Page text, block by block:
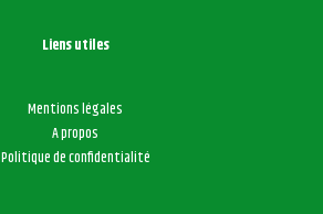
Liens utiles
Mentions légales
A propos
Politique de confidentialité